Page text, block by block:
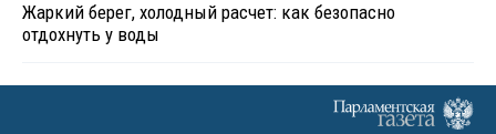
Жаркий берег, холодный расчет: как безопасно
отдохнуть у воды